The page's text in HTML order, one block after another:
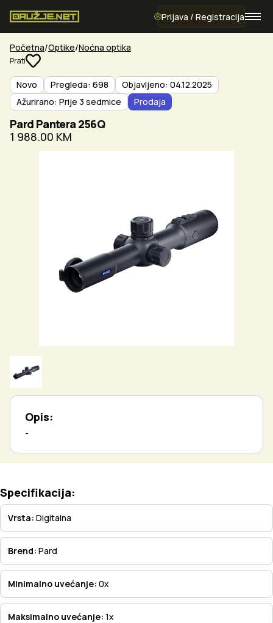
Prijava / Registracija
Početna Optike Noćna optika
Prati
Novo Pregleda: 698
Objavljeno: 04.12.2025
Ažurirano: Prije 3 sedmice
Prodaja
Pard Pantera 256Q
1 988.00 KM
Opis:
-
Specifikacija:
Vrsta: Digitalna
Brend: Pard
Minimalno uvećanje: 0x
Maksimalno uvećanje: 1x